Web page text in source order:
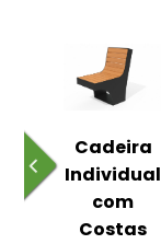
Cadeira
Individual
com
Costas